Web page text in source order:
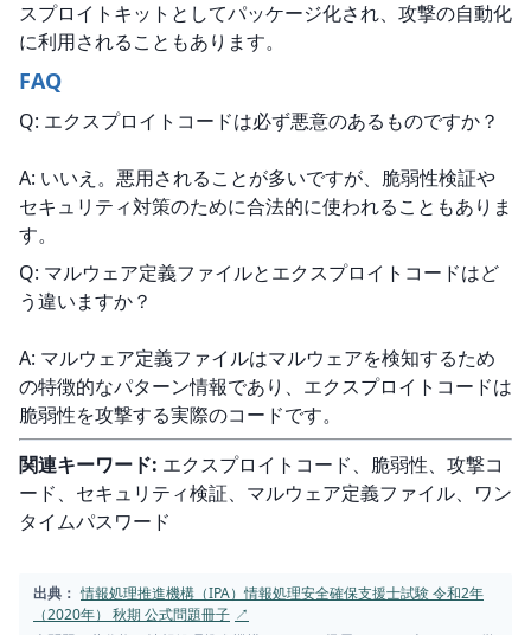
スプロイトキットとしてパッケージ化され、攻撃の自動化
に利用されることもあります。
FAQ
Q: エクスプロイトコードは必ず悪意のあるものですか？
A: いいえ。悪用されることが多いですが、脆弱性検証や
セキュリティ対策のために合法的に使われることもありま
す。
Q: マルウェア定義ファイルとエクスプロイトコードはど
う違いますか？
A: マルウェア定義ファイルはマルウェアを検知するため
の特徴的なパターン情報であり、エクスプロイトコードは
脆弱性を攻撃する実際のコードです。
関連キーワード: エクスプロイトコード、脆弱性、攻撃コ
ード、セキュリティ検証、マルウェア定義ファイル、ワン
タイムパスワード
出典： 情報処理推進機構（IPA）情報処理安全確保支援士試験 令和2年
（2020年） 秋期 公式問題冊子 ↗